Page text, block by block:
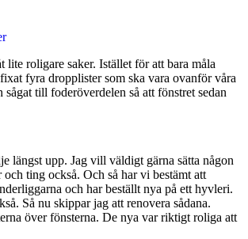
lite roligare saker. Istället för att bara måla
fyra dropplister som ska vara ovanför våra
sågat till foderöverdelen så att fönstret sedan
längst upp. Jag vill väldigt gärna sätta någon
och ting också. Och så har vi bestämt att
och har beställt nya på ett hyvleri.
Så nu skippar jag att renovera sådana.
över fönsterna. De nya var riktigt roliga att